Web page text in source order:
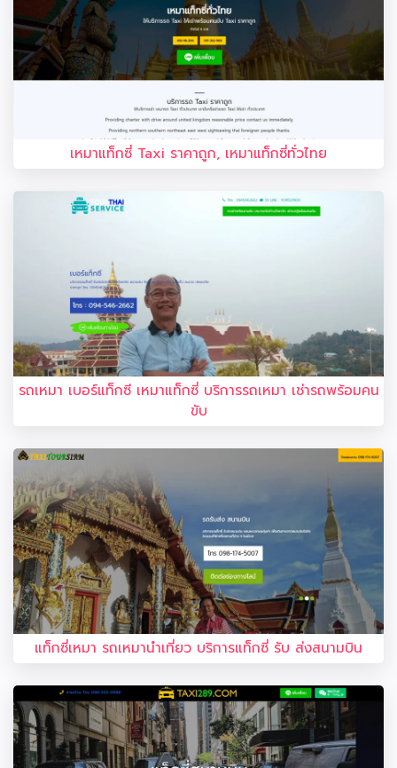
เหมาแท็กซี่ Taxi ราคาถูก, เหมาแท็กซี่ทั่วไทย
รถเหมา เบอร์แท็กซี เหมาแท็กซี่ บริการรถเหมา เช่ารถพร้อมคน
ขับ
แท็กซี่เหมา รถเหมานำเที่ยว บริการแท็กซี่ รับ ส่งสนามบิน